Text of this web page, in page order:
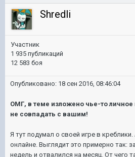
Shredli
Участник
1 935 публикаций
12 583 боя
Опубликовано: 18 сен 2016, 08:46:04
ОМГ, в теме изложено чье-то
не совпадать с вашим!
Я тут подумал о своей игре в
онлайне. Выглядит это примерно так:
недель и отвалился на месяц. От чего